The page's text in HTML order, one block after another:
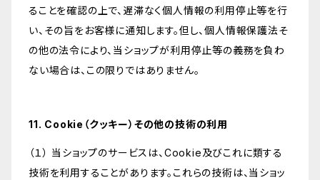
ることを確認の上で、遅滞なく個人情報の利用停止等を行
い、その旨をお客様に通知します。但し、個人情報保護法そ
の他の法令により、当ショップが利用停止等の義務を負わ
ない場合は、この限りではありません。
11. Cookie（クッキー）その他の技術の利用
（１） 当ショップのサービスは、Cookie及びこれに類する
技術を利用することがあります。これらの技術は、当ショッ